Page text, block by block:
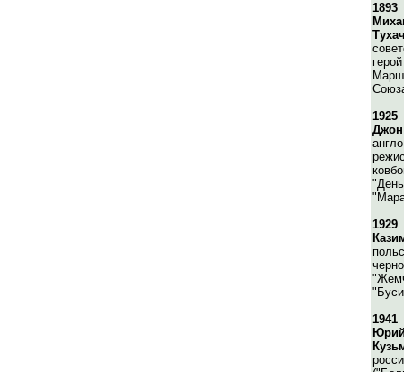
1893
1925
Джон
1929
1941